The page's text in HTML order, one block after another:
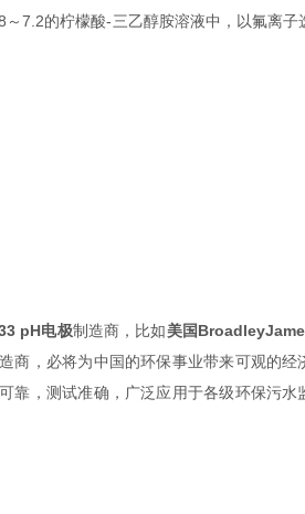
～7.2的柠檬酸-三乙醇胺溶液中，以氟离子
pH电极制造商，比如美国
商，必将为中国的环保事业带来可观的经
靠，测试准确，广泛应用于各级环保污水